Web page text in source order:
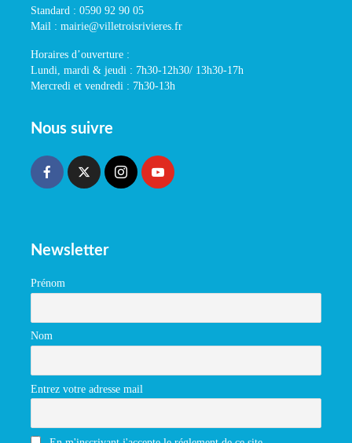
Standard : 0590 92 90 05
Mail : mairie@villetroisrivieres.fr
Horaires d’ouverture :
Lundi, mardi & jeudi : 7h30-12h30/ 13h30-17h
Mercredi et vendredi : 7h30-13h
Nous suivre
Newsletter
Prénom
Nom
Entrez votre adresse mail